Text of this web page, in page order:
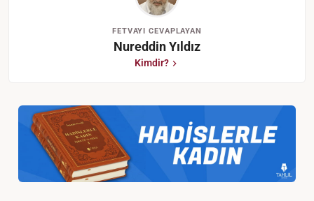
FETVAYI CEVAPLAYAN
Nureddin Yıldız
Kimdir?